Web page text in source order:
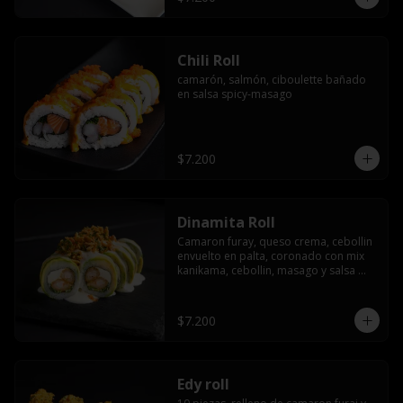
Chili Roll
camarón, salmón, ciboulette bañado
en salsa spicy-masago
$7.200
Dinamita Roll
Camaron furay, queso crema, cebollin
envuelto en palta, coronado con mix
kanikama, cebollin, masago y salsa
$7.200
Edy roll